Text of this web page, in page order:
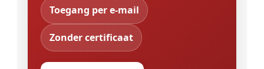
Toegang per e-mail
Zonder certificaat